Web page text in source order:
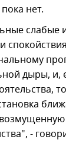
нет.
слабые
дыры, и,
-